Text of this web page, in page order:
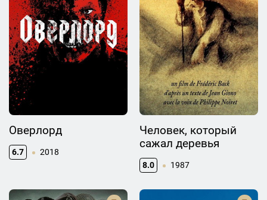
Оверлорд
6.7 2018
Человек, который
сажал деревья
8.0 1987